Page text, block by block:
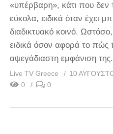
«υπέρβαρη», κάτι που δεν
εύκολα, ειδικά όταν έχει
διαδικτυακό κοινό.
ειδικά όσον αφορά το πώς
αψεγάδιαστη εμφάνιση
Live TV Greece
10
0
0